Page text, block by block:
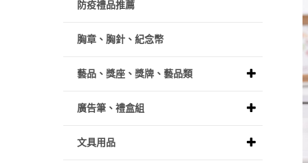
防疫禮品推薦
胸章、胸針、紀念幣
藝品、獎座、獎牌、藝品類
廣告筆、禮盒組
文具用品